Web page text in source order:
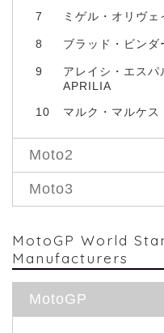
7 ミゲル・オリヴ
8 ブラッド・ビン
9
アレイシ・エスパ
APRILIA
10 マルク・マルケス
Moto2
Moto3
MotoGP World
Manufacturers
MotoGP